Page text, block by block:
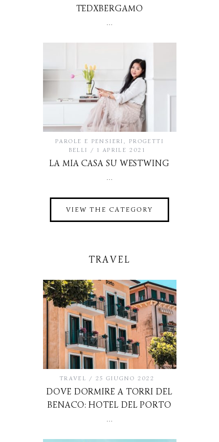
TEDXBERGAMO
PAROLE E PENSIERI , PROGETTI
BELLI
1 APRILE 2021
LA MIA CASA SU WESTWING
VIEW THE CATEGORY
TRAVEL
TRAVEL 25 GIUGNO 2022
DOVE DORMIRE A TORRI DEL
BENACO: HOTEL DEL PORTO